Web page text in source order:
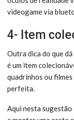
videogame via
4- Item
Outra dica do que
é um item
quadrinhos ou
perfeita.
Aqui nesta